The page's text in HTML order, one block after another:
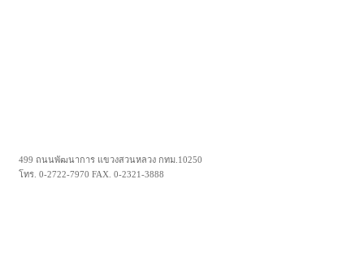
499 ถนนพัฒนาการ แขวงสวนหลวง กทม.10250
โทร. 0-2722-7970 FAX. 0-2321-3888